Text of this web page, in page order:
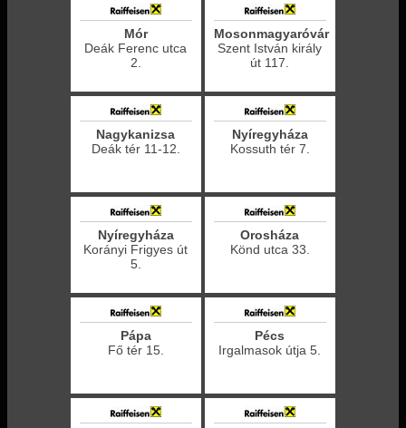
Mór
Deák Ferenc utca
2.
Mosonmagyaróvár
Szent István király
út 117.
Nagykanizsa
Deák tér 11-12.
Nyíregyháza
Kossuth tér 7.
Nyíregyháza
Korányi Frigyes út
5.
Orosháza
Könd utca 33.
Pápa
Fő tér 15.
Pécs
Irgalmasok útja 5.